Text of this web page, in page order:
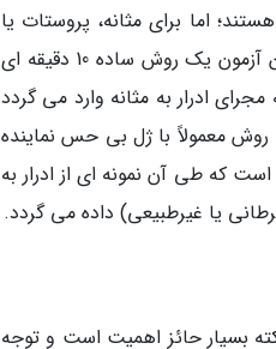
اما برای مثانه، پروستات یا
مجرای ادرارمناسب نیست. بنابراین انجام معاینه دوم به نام سیستوسکوپی لازم است. این آزمون یک روش ساده 10 دقیقه ای
ادرار به مثانه وارد می گردد
روش معمولاً با ژل بی حس نماینده
که طی آن نمونه ای از ادرار به
یا غیرطبیعی) داده می گردد.
بسیار حائز اهمیت است و توجه